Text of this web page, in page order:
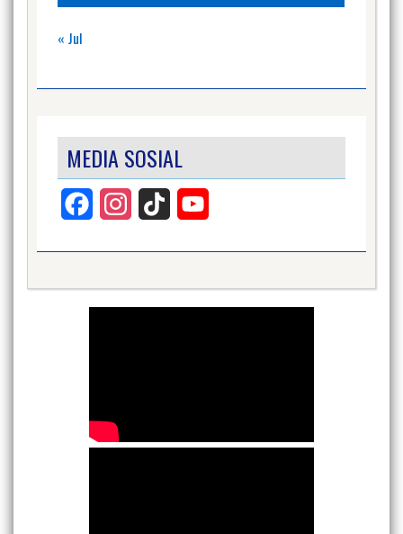
« Jul
MEDIA SOSIAL
Facebook InstagramTikTok